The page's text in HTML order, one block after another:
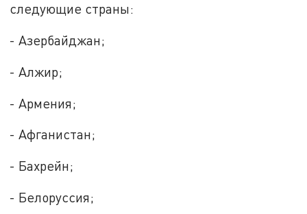
следующие страны:
- Азербайджан;
- Алжир;
- Армения;
- Афганистан;
- Бахрейн;
- Белоруссия;